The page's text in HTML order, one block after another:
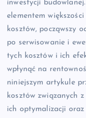
inwestycji
elementem
kosztów, począwszy
po serwisowanie i
tych kosztów i ich
wpłynąć na
niniejszym artykule
kosztów związanych
ich optymalizacji oraz